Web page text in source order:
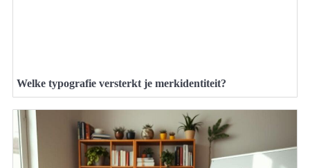
Welke typografie versterkt je merkidentiteit?